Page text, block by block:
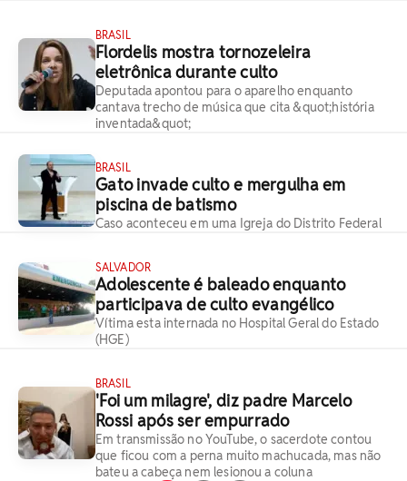
BRASIL
Flordelis mostra tornozeleira
eletrônica durante culto
Deputada apontou para o aparelho enquanto
cantava trecho de música que cita &quot;história
inventada&quot;
BRASIL
Gato invade culto e mergulha em
piscina de batismo
Caso aconteceu em uma Igreja do Distrito Federal
SALVADOR
Adolescente é baleado enquanto
participava de culto evangélico
Vítima esta internada no Hospital Geral do Estado
(HGE)
BRASIL
'Foi um milagre', diz padre Marcelo
Rossi após ser empurrado
Em transmissão no YouTube, o sacerdote contou
que ficou com a perna muito machucada, mas não
bateu a cabeça nem lesionou a coluna